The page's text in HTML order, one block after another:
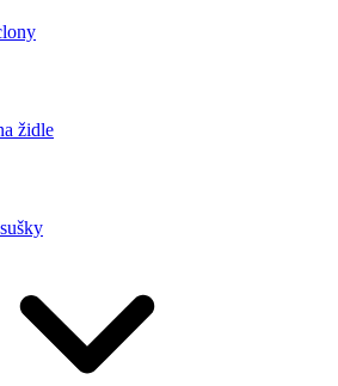
židle